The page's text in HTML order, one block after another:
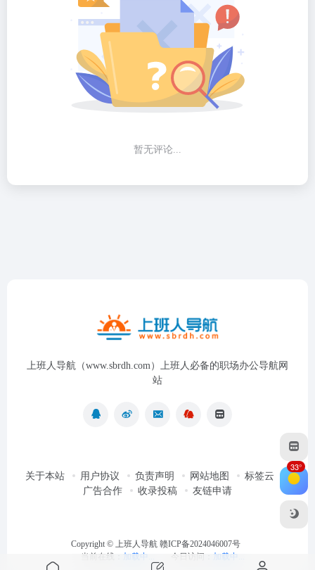
暂无评论...
上班人导航（www.sbrdh.com）上班人必备的职场办公导航网
站
关于本站 用户协议 负责声明 网站地图
标签云
广告合作
收录投稿 友链申请
Copyright © 上班人导航 赣ICP备2024046007号
当前在线： 加载中... 今日访问： 加载中...
33°